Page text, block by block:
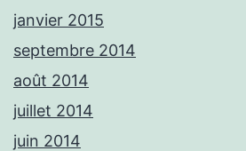
janvier 2015
septembre 2014
août 2014
juillet 2014
juin 2014